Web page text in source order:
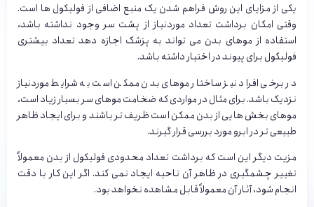
یکی از مزایای این روش فراهم شدن یک منبع اضافی از فولیکول ها است.
وقتی امکان برداشت تعداد موردنیاز از پشت سر وجود نداشته باشد،
استفاده از موهای بدن می تواند به پزشک اجازه دهد تعداد بیشتری
فولیکول برای پیوند در اختیار داشته باشد.
در برخی افراد نیز ساختار موهای بدن ممکن است به شرایط موردنیاز
نزدیک باشد. برای مثال در مواردی که ضخامت موهای سر بسیار زیاد است،
موهای بخش هایی از بدن ممکن است ظریف تر باشند و برای ایجاد ظاهر
طبیعی تر در ابرو مورد بررسی قرار گیرند.
مزیت دیگر این است که برداشت تعداد محدودی فولیکول از بدن معمولاً
تغییر چشمگیری در ظاهر آن ناحیه ایجاد نمی کند. اگر این کار با دقت
انجام شود، آثار آن معمولاً قابل مشاهده نخواهد بود.